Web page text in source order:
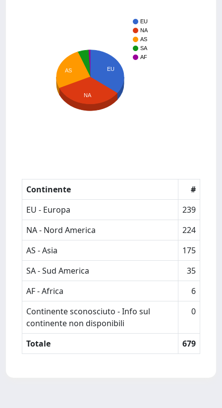
EU
NA
AS
SA
AF
EU
AS
NA
Continente
#
EU - Europa
239
NA - Nord America
224
AS - Asia
175
SA - Sud America
35
AF - Africa
6
Continente sconosciuto - Info sul
continente non disponibili
0
Totale 679